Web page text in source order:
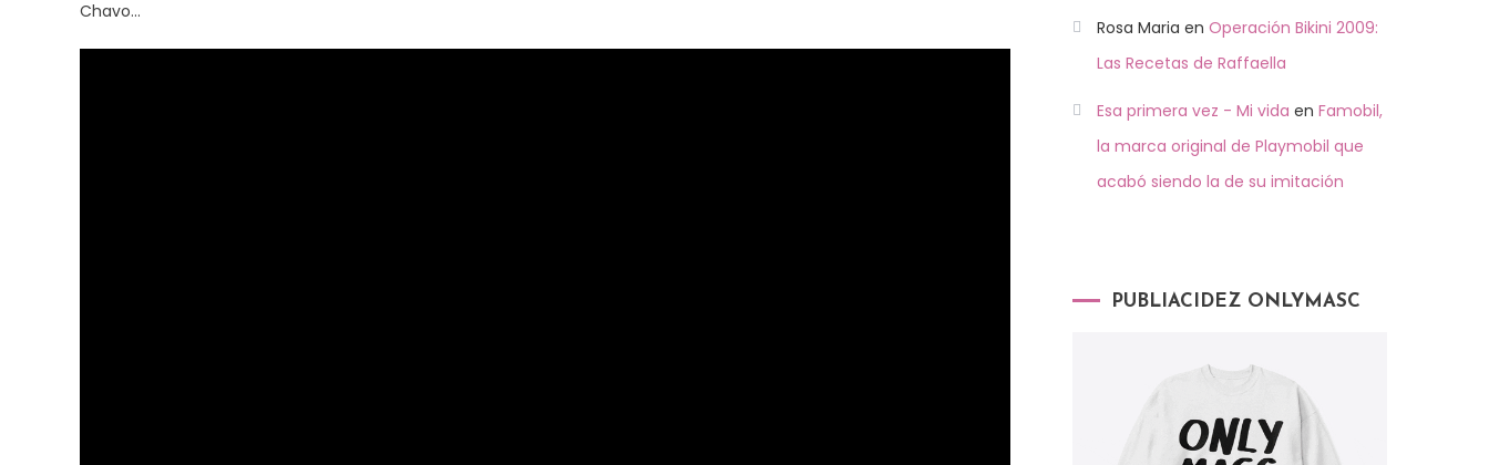
Chavo…
Rosa Maria en Operación Bikini 2009:
Las Recetas de Raffaella
Esa primera vez - Mi vida en Famobil,
la marca original de Playmobil que
acabó siendo la de su imitación
PUBLIACIDEZ ONLYMASC